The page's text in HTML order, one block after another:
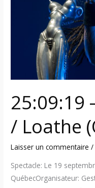
25:09:19
/ Loathe
Laisser un commentaire
Spectacle: Le 19
QuébecOrganisateur:
(Québec)